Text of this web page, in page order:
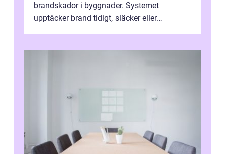
brandskador i byggnader. Systemet
upptäcker brand tidigt, släcker eller